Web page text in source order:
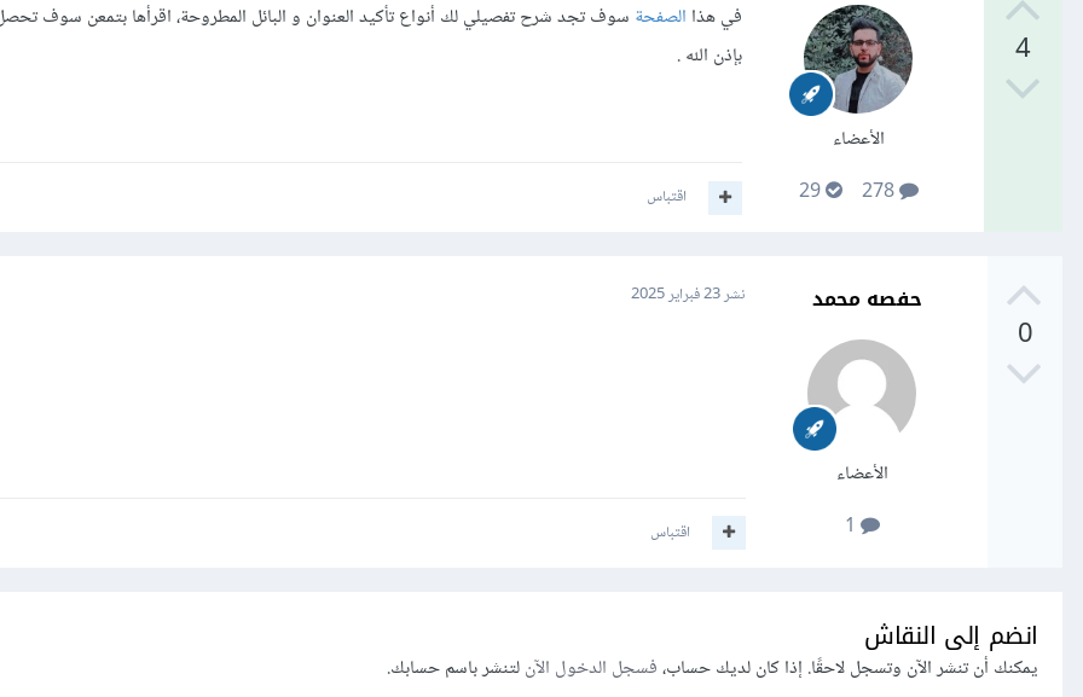
4
الأعضاء
278
29
في هذا الصفحة سوف تجد شرح تفصيلي لك أنواع تأكيد العنوان و البائل المطروحة، اقرأها بتمعن سوف
بإذن الله .
اقتباس
0
حفصه محمد
الأعضاء
نشر23 فبراير 2025
اقتباس
انضم إلى النقاش
يمكنك أن تنشر الآن وتسجل لاحقًا. إذا كان لديك حساب،فسجل الدخول الآنلتنشر باسم حسابك.